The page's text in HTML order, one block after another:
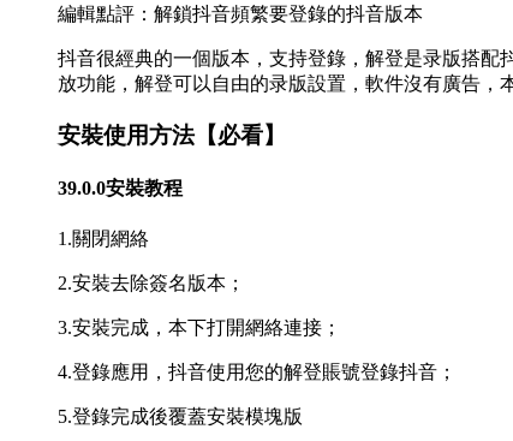
編輯點評：解鎖抖音頻繁要登錄的抖音版本
抖音很經典的一個版本，支持登錄，解登是录版搭配
放功能，解登可以自由的录版設置，軟件沒有廣告
安裝使用方法【必看】
39.0.0安裝教程
1.關閉網絡
2.安裝去除簽名版本；
3.安裝完成，本下打開網絡連接；
4.登錄應用，抖音使用您的解登賬號登錄抖音；
5.登錄完成後覆蓋安裝模塊版